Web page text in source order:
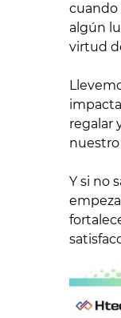
cuando
algún
virtud
regalar
nuestro
Y si no